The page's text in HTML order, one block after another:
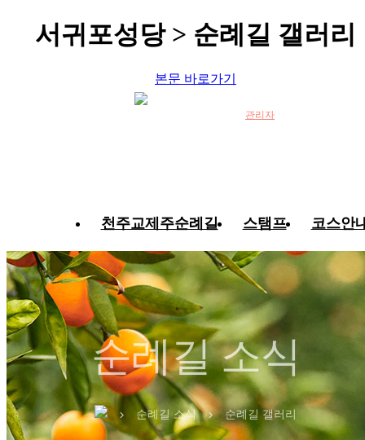
서귀포성당 > 순례길 갤러리
본문 바로가기
천주교제주순례길 스탬프 코스안
관리자
순례길 소식
chevron_right 순례길 소식 chevron_right 순례길 갤러리